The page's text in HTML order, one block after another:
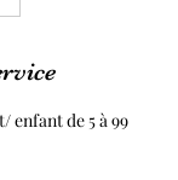
enfant de 5 à 99